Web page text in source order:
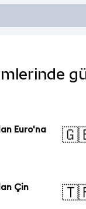
Euro'na
Çin